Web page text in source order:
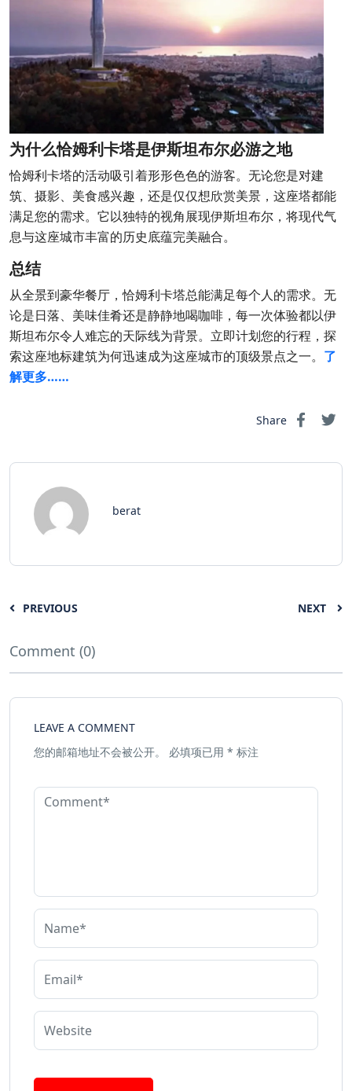
为什么恰姆利卡塔是伊斯坦布尔必游之地
恰姆利卡塔的活动吸引着形形色色的游客。无论您是对建
筑、摄影、美食感兴趣，还是仅仅想欣赏美景，这座塔都能
满足您的需求。它以独特的视角展现伊斯坦布尔，将现代气
息与这座城市丰富的历史底蕴完美融合。
总结
从全景到豪华餐厅，恰姆利卡塔总能满足每个人的需求。无
论是日落、美味佳肴还是静静地喝咖啡，每一次体验都以伊
斯坦布尔令人难忘的天际线为背景。立即计划您的行程，探
索这座地标建筑为何迅速成为这座城市的顶级景点之一。 了
解更多……
Share
berat
PREVIOUS NEXT
Comment (0)
LEAVE A COMMENT
您的邮箱地址不会被公开。
必填项已用 * 标注